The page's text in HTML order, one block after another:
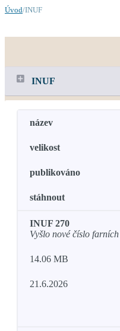
Úvod/INUF
INUF
název
velikost
publikováno
stáhnout
INUF 270
Vyšlo nové číslo
14.06 MB
21.6.2026